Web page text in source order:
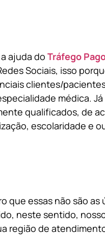
ajuda do Tráfego
Sociais, isso
clientes/
médica.
qualificados, de
escolaridade e
que essas não são
neste sentido,
região de